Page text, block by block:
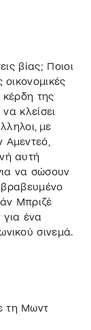
βίας; Ποιοι
κέρδη της
κλείσει
με
αυτή
να σώσουν
βραβευμένο
Μπριζέ
για ένα
σινεμά.
τη Μωντ